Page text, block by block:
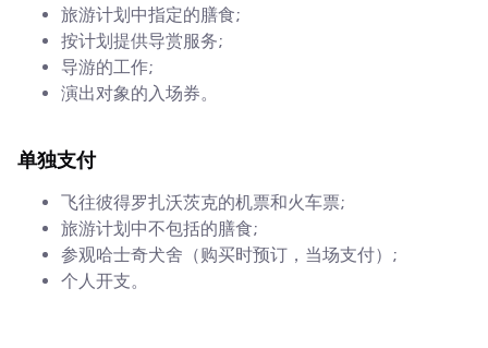
旅游计划中指定的膳食;
按计划提供导赏服务;
导游的工作;
演出对象的入场券。
单独支付
飞往彼得罗扎沃茨克的机票和火车票;
旅游计划中不包括的膳食;
参观哈士奇犬舍（购买时预订，当场支付）;
个人开支。